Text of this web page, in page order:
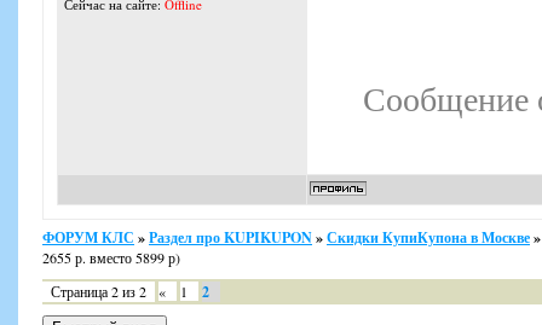
Сейчас на сайте: Offline
Сообщение
ФОРУМ КЛС »Раздел про KUPIKUPON»Скидки КупиКупона в Москве»
2655 р. вместо 5899 р)
Страница2из2 « 1 2